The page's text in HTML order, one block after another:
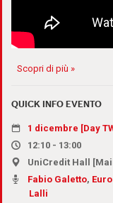
Scopri di più »
QUICK INFO EVENTO
1 dicembre [Day
12:10 - 13:00
UniCredit Hall
Fabio Galetto,
Lalli